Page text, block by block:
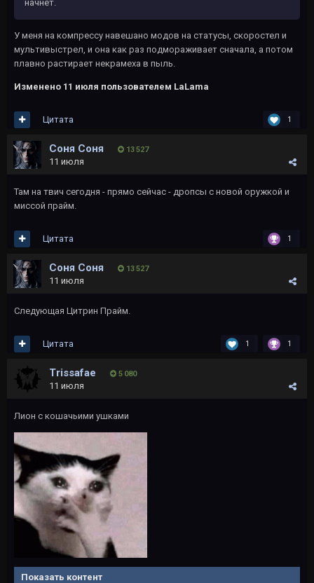
начнёт.
У меня на компрессу навешано модов на статусы, скоростел и
мультивыстрел, и она как раз подмораживает сначала, а потом
плавно растирает некрамеха в пыль.
Изменено 11 июля пользователем LaLama
1
Цитата
Соня Соня 13 527
11 июля
Там на твич сегодня - прямо сейчас - дропсы с новой оружкой и
миссой прайм.
1
Цитата
Соня Соня 13 527
11 июля
Следующая Цитрин Прайм.
1 1
Цитата
Trissafae 5 080
11 июля
Лион с кошачьими ушками
Показать контент